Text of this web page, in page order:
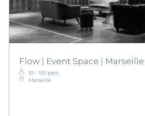
Flow | Event Space | Marseille
10 - 100 pers.
Marseille